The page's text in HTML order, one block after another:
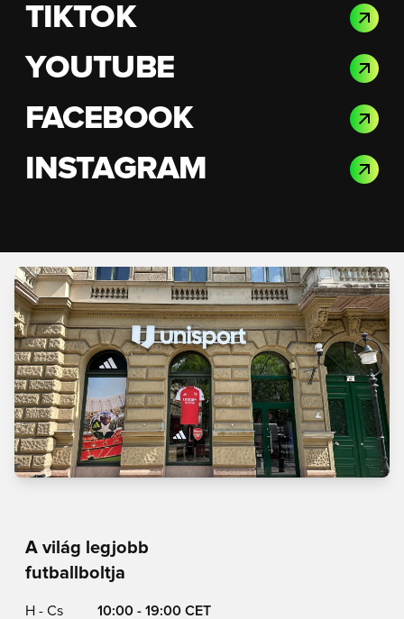
TIKTOK
YOUTUBE
FACEBOOK
INSTAGRAM
A világ legjobb
futballboltja
H - Cs
10:00 - 19:00 CET